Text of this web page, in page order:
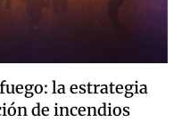
la estrategia
de incendios